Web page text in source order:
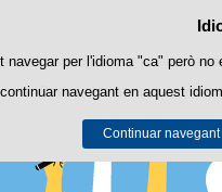
cookies pròpies per facilitar la
Podeu obtenir més
navegar per l'idioma "ca" però
navegant en aquest
Continuar navegant